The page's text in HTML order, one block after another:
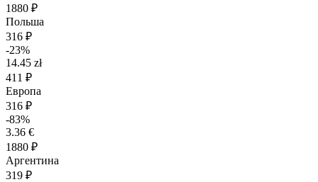
1880 ₽
Польша
316 ₽
-23%
14.45 zł
411 ₽
Европа
316 ₽
-83%
3.36 €
1880 ₽
Аргентина
319 ₽